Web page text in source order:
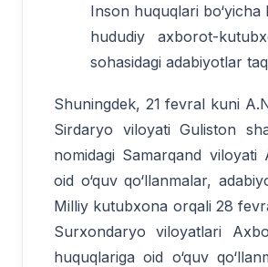
Inson huquqlari
hududiy axborot-
sohasidagi adabiyotlar
Shuningdek, 21 fevral kuni
Sirdaryo viloyati Guliston
nomidagi Samarqand
oid o‘quv qo‘llanmalar,
Milliy kutubxona orqali 28
Surxondaryo viloyatlari
huquqlariga oid o‘quv